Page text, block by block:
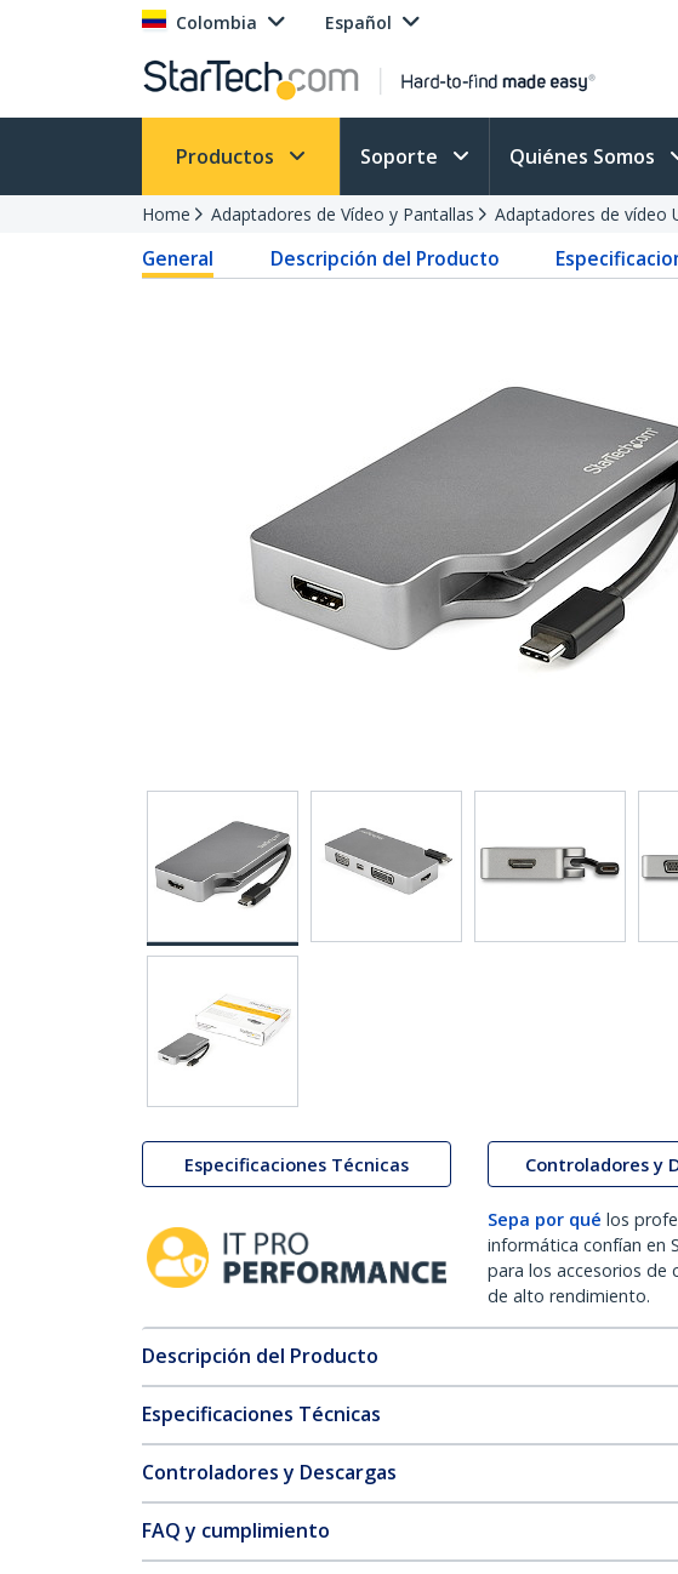
Colombia Español
Productos Soporte Quiénes Somos
Home Adaptadores de Vídeo y Pantallas Adaptadores de vídeo
General Descripción del Producto
Especificaciones Técnicas Controladores y
Sepa por qué los
informática confían en
para los accesorios de
de alto rendimiento.
Descripción del Producto
Especificaciones Técnicas
Controladores y Descargas
FAQ y cumplimiento